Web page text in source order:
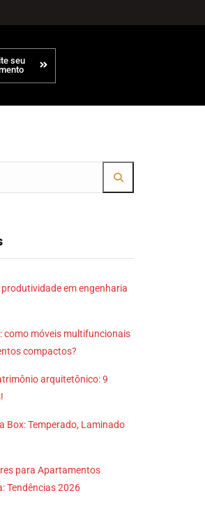
seu
em engenharia
como móveis multifuncionais
compactos?
arquitetônico: 9
Box: Temperado, Laminado
para Apartamentos
Tendências 2026